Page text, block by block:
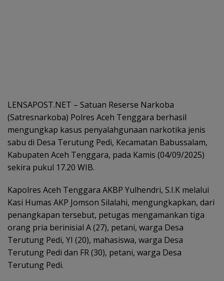
LENSAPOST.NET – Satuan Reserse Narkoba
(Satresnarkoba) Polres Aceh Tenggara berhasil
mengungkap kasus penyalahgunaan narkotika jenis
sabu di Desa Terutung Pedi, Kecamatan Babussalam,
Kabupaten Aceh Tenggara, pada Kamis (04/09/2025)
sekira pukul 17.20 WIB.
Kapolres Aceh Tenggara AKBP Yulhendri, S.I.K melalui
Kasi Humas AKP Jomson Silalahi, mengungkapkan, dari
penangkapan tersebut, petugas mengamankan tiga
orang pria berinisial A (27), petani, warga Desa
Terutung Pedi, YI (20), mahasiswa, warga Desa
Terutung Pedi dan FR (30), petani, warga Desa
Terutung Pedi.